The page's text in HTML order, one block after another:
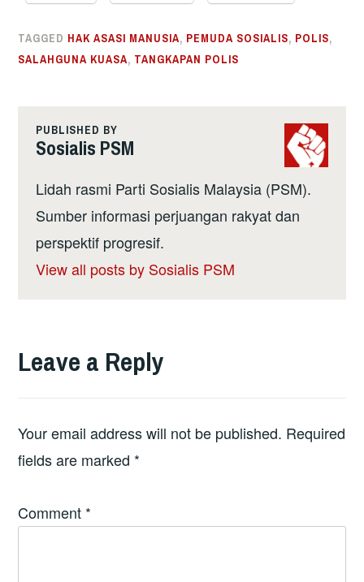
TAGGED HAK ASASI MANUSIA, PEMUDA SOSIALIS, POLIS,
SALAHGUNA KUASA, TANGKAPAN POLIS
PUBLISHED BY
Sosialis PSM
Lidah rasmi Parti Sosialis Malaysia (PSM).
Sumber informasi perjuangan rakyat dan
perspektif progresif.
View all posts by Sosialis PSM
Leave a Reply
Your email address will not be published. Required
fields are marked *
Comment *